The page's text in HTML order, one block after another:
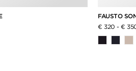
FAUSTO
€ 320 - €